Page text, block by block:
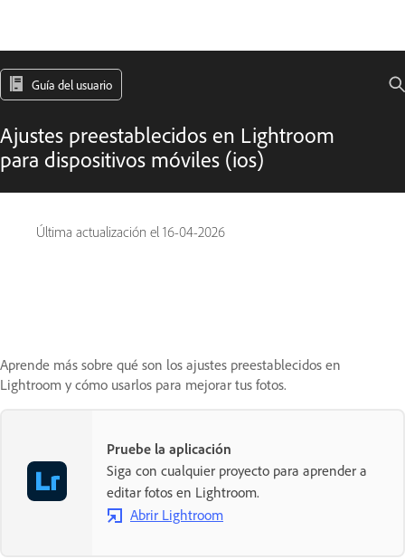
Guía del usuario
Ajustes preestablecidos en Lightroom
para dispositivos móviles (ios)
Última actualización el 16-04-2026
Aprende más sobre qué son los ajustes preestablecidos en
Lightroom y cómo usarlos para mejorar tus fotos.
Pruebe la aplicación
Siga con cualquier proyecto para aprender a
editar fotos en Lightroom.
Abrir Lightroom